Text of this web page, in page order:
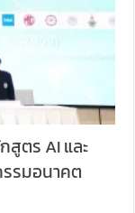
สูตร AI และ
รมอนาคต